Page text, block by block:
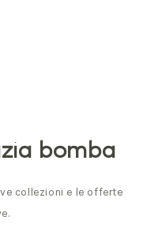
bomba
collezioni e le offerte